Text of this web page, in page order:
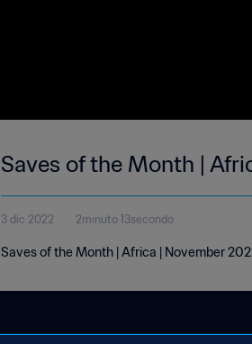
Saves of the Month |
3 dic 2022 2minuto 13secondo
Saves of the Month | Africa | November